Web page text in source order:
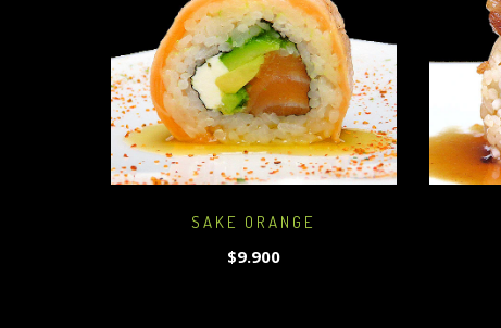
SAKE ORANGE
$9.900